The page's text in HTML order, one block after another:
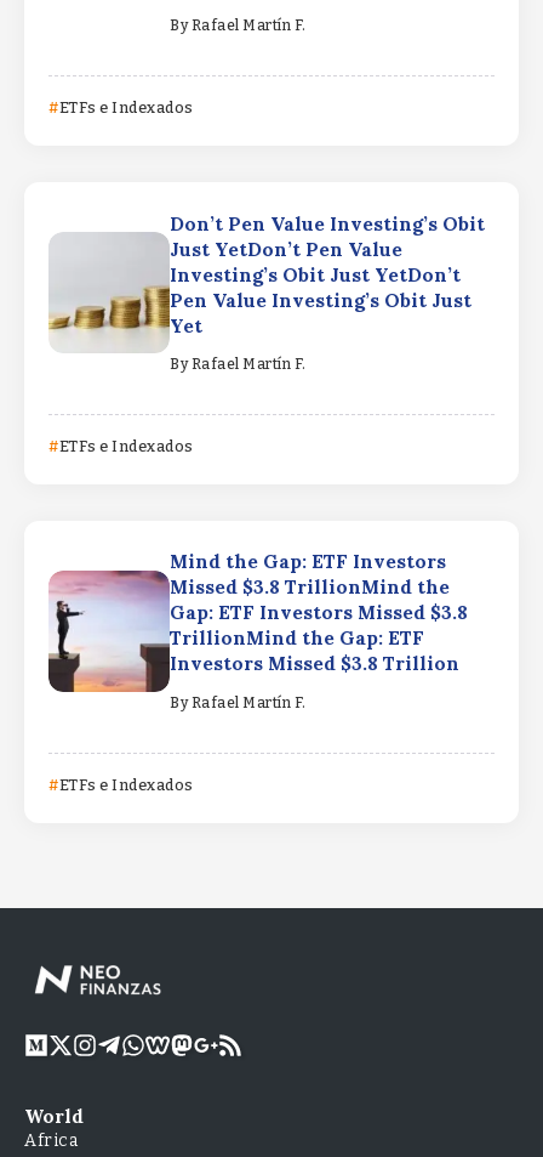
By Rafael Martín F.
ETFs e Indexados
Don’t Pen Value Investing’s Obit
Just YetDon’t Pen Value
Investing’s Obit Just YetDon’t
Pen Value Investing’s Obit Just
Yet
By Rafael Martín F.
ETFs e Indexados
Mind the Gap: ETF Investors
Missed $3.8 TrillionMind the
Gap: ETF Investors Missed $3.8
TrillionMind the Gap: ETF
Investors Missed $3.8 Trillion
By Rafael Martín F.
ETFs e Indexados
World
Africa